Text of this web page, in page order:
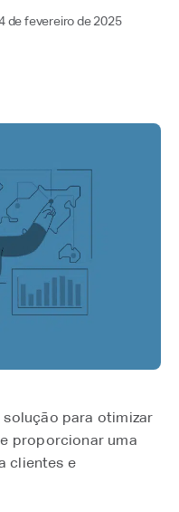
de fevereiro de 2025
solução para otimizar
proporcionar uma
clientes e